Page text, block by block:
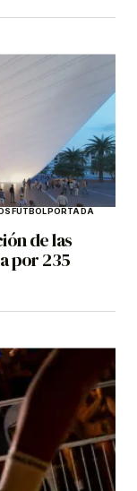
FÚTBOL PORTADA
de las
por 235